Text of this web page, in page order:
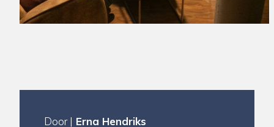
Door | Erna Hendriks